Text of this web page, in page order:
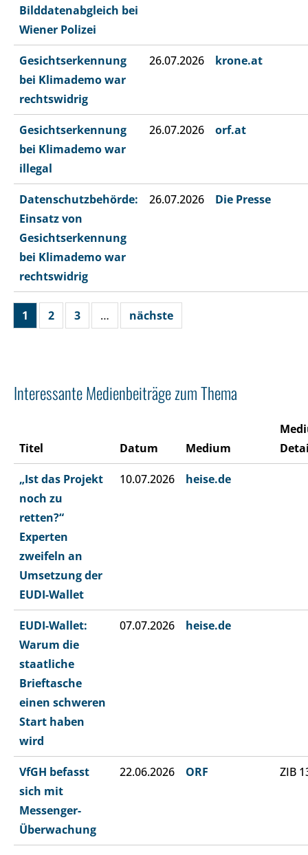
Bilddatenabgleich bei
Wiener Polizei
Gesichtserkennung
bei Klimademo war
rechtswidrig
26.07.2026 krone.at
Gesichtserkennung
bei Klimademo war
illegal
26.07.2026 orf.at
Datenschutzbehörde:
Einsatz von
Gesichtserkennung
bei Klimademo war
rechtswidrig
26.07.2026 Die Presse
1 2 3 … nächste
Interessante Medienbeiträge zum Thema
Titel Datum Medium
„Ist das Projekt
noch zu
retten?“
Experten
zweifeln an
Umsetzung der
EUDI-Wallet
10.07.2026 heise.de
EUDI-Wallet:
Warum die
staatliche
Brieftasche
einen schweren
Start haben
wird
07.07.2026 heise.de
VfGH befasst
sich mit
Messenger-
Überwachung
22.06.2026 ORF ZIB